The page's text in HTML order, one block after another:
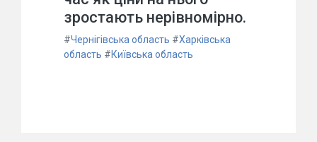
зростають нерівномірно.
#Чернігівська область #Харківська
область #Київська область